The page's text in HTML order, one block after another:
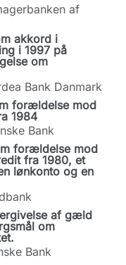
af
akkord i
i 1997 på
om
Bank Danmark
forældelse mod
1984
Bank
forældelse mod
fra 1980, et
lønkonto og en
af gæld
om
Bank